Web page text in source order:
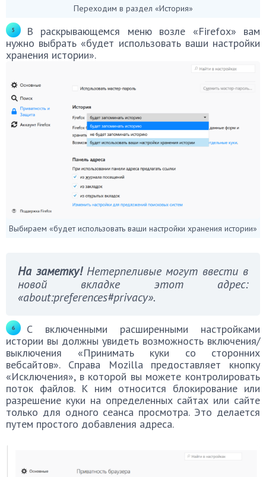
Переходим в раздел «История»
В раскрывающемся меню возле «Firefox» вам
нужно выбрать «будет использовать ваши настройки
хранения истории».
Выбираем «будет использовать ваши настройки хранения истории»
На заметку!Нетерпеливые могут ввести в
новой вкладке этот адрес:
«about:preferences#privacy».
С включенными расширенными настройками
истории вы должны увидеть возможность включения/
выключения «Принимать куки со сторонних
вебсайтов». Справа Mozilla предоставляет кнопку
«Исключения», в которой вы можете контролировать
поток файлов. К ним относится блокирование или
разрешение куки на определенных сайтах или сайте
только для одного сеанса просмотра. Это делается
путем простого добавления адреса.